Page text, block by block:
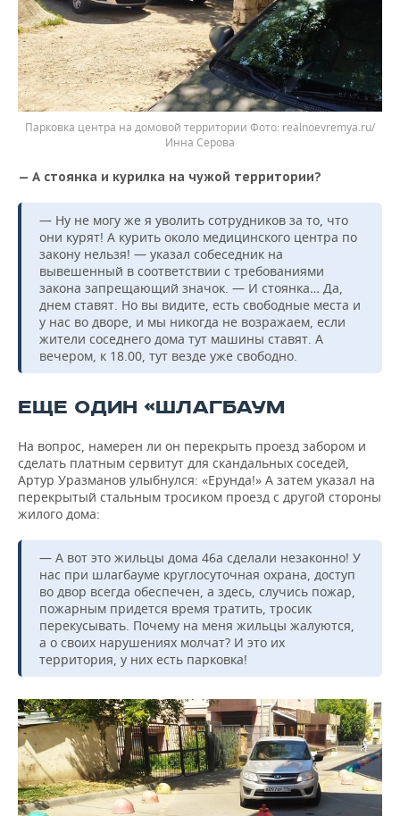
Парковка центра на домовой территории
realnoevremya.ru/
Инна Серова
— А стоянка и курилка на чужой территории?
— Ну не могу же я уволить сотрудников за то, что
они курят! А курить около медицинского центра по
закону нельзя! — указал собеседник на
вывешенный в соответствии с требованиями
закона запрещающий значок. — И стоянка… Да,
днем ставят. Но вы видите, есть свободные места и
у нас во дворе, и мы никогда не возражаем, если
жители соседнего дома тут машины ставят. А
вечером, к 18.00, тут везде уже свободно.
ЕЩЕ ОДИН «ШЛАГБАУМ
На вопрос, намерен ли он перекрыть проезд забором и
сделать платным сервитут для скандальных соседей,
Артур Уразманов улыбнулся: «Ерунда!» А затем указал на
перекрытый стальным тросиком проезд с другой стороны
жилого дома:
— А вот это жильцы дома 46а сделали незаконно! У
нас при шлагбауме круглосуточная охрана, доступ
во двор всегда обеспечен, а здесь, случись пожар,
пожарным придется время тратить, тросик
перекусывать. Почему на меня жильцы жалуются,
а о своих нарушениях молчат? И это их
территория, у них есть парковка!